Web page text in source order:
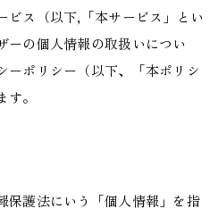
ビス（以下,「本サービス」とい
ーの個人情報の取扱いについ
ーポリシー（以下、「本ポリシ
。
保護法にいう「個人情報」を指